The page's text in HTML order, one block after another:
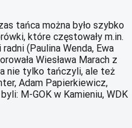
tańca można było szybko
które częstowały m.in.
(Paulina Wenda, Ewa
Wiesława Marach z
nie tylko tańczyli, ale też
Adam Papierkiewicz,
M-GOK w Kamieniu, WDK